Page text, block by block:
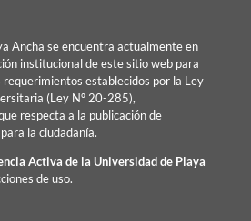
Ancha se encuentra actualmente en
institucional de este sitio web para
establecidos por la Ley
(Ley Nº 20-285),
respecta a la publicación de
la ciudadanía.
Activa de la Universidad de Playa
de uso.